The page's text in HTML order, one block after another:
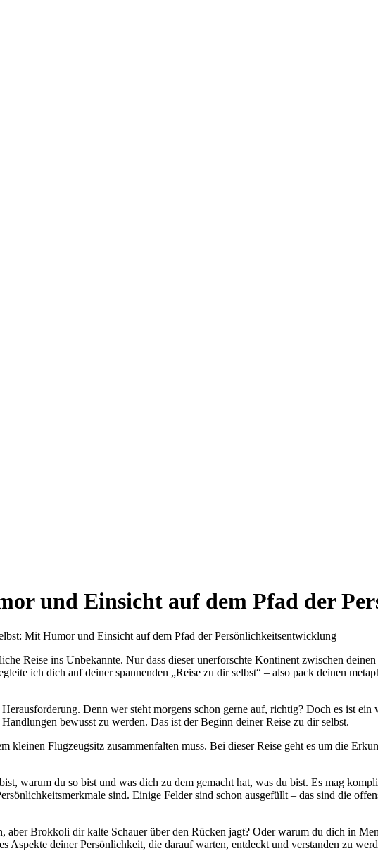
und Einsicht auf dem Pfad der
Mit Humor und Einsicht auf dem Pfad der Persönlichkeitsentwicklung
Reise ins Unbekannte. Nur dass dieser unerforschte Kontinent zwischen
ich dich auf deiner spannenden „Reise zu dir selbst“ – also pack deinen
Denn wer steht morgens schon gerne auf, richtig? Doch es ist
bewusst zu werden. Das ist der Beginn deiner Reise zu dir selbst.
kleinen Flugzeugsitz zusammenfalten muss. Bei dieser Reise geht es um die
warum du so bist und was dich zu dem gemacht hat, was du bist. Es mag
sind. Einige Felder sind schon ausgefüllt – das sind die
aber Brokkoli dir kalte Schauer über den Rücken jagt? Oder warum du dich in
deiner Persönlichkeit, die darauf warten, entdeckt und verstanden zu